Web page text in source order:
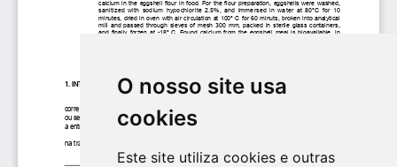
O nosso site usa
cookies
Este site utiliza cookies e outras